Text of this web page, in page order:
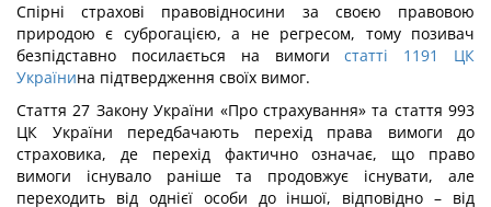
Спірні страхові правовідносини за своєю правовою
природою є суброгацією, а не регресом, тому позивач
безпідставно посилається на вимогистатті 1191 ЦК
Українина підтвердження своїх вимог.
Стаття 27 Закону України «Про страхування» та стаття 993
ЦК України передбачають перехід права вимоги до
страховика, де перехід фактично означає, що право
вимоги існувало раніше та продовжує існувати, але
переходить від однієї особи до іншої, відповідно – від